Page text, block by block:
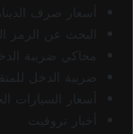
أسعار صرف
البحث عن الرمز
محاكي ضريبة
ضريبة الدخل
أسعار السيارات
أخبار تروفيت